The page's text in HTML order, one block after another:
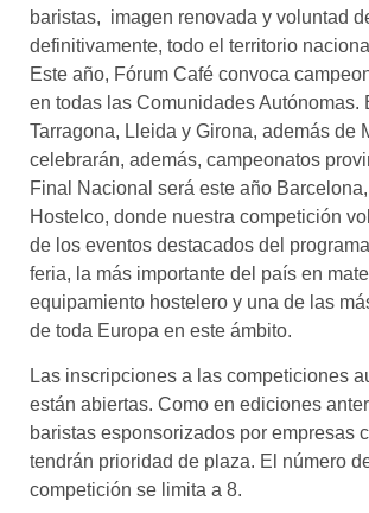
BOLSA DE TRABAJO
¡te imaginas vivir de tu pasión
por el café?
CONTACTO
¡queremos saber
de ti!
baristas, imagen renovada y voluntad
definitivamente, todo el territorio
Este año, Fórum Café convoca
en todas las Comunidades Autónomas.
Tarragona, Lleida y Girona, además de
celebrarán, además, campeonatos
Final Nacional será este año
Hostelco, donde nuestra competición
de los eventos destacados del
feria, la más importante del país en
equipamiento hostelero y una de las
de toda Europa en este ámbito.
Las inscripciones a las competiciones
están abiertas. Como en ediciones
baristas esponsorizados por empresas
tendrán prioridad de plaza. El número
competición se limita a 8.